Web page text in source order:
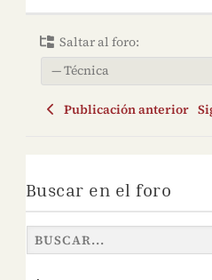
Saltar al foro:
Publicación anterior
Buscar en el foro